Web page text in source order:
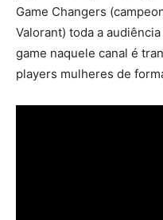
Game Changers
Valorant) toda a
game naquele canal é
players mulheres de